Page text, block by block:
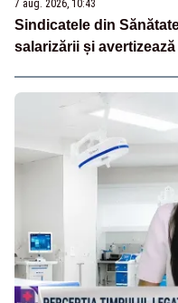
7 aug. 2026, 10:43
Sindicatele din
salarizării și